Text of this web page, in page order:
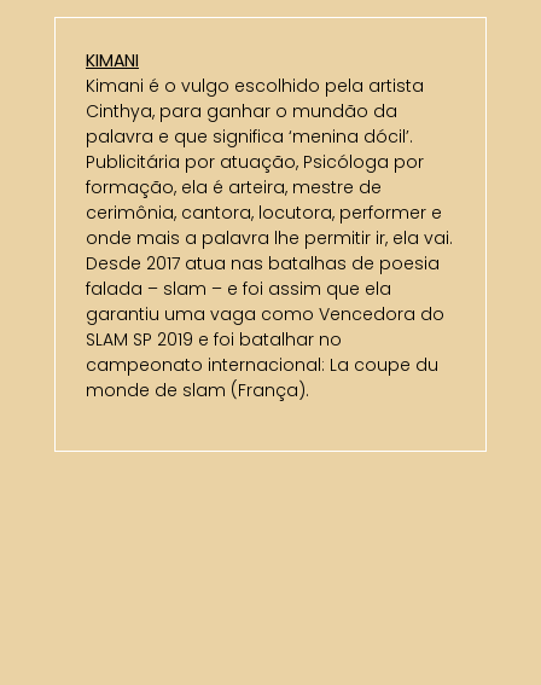
KIMANI
Kimani é o vulgo escolhido pela artista
Cinthya, para ganhar o mundão da
palavra e que significa ‘menina dócil’.
Publicitária por atuação, Psicóloga por
formação, ela é arteira, mestre de
cerimônia, cantora, locutora, performer e
onde mais a palavra lhe permitir ir, ela vai.
Desde 2017 atua nas batalhas de poesia
falada – slam – e foi assim que ela
garantiu uma vaga como Vencedora do
SLAM SP 2019 e foi batalhar no
campeonato internacional: La coupe du
monde de slam (França).